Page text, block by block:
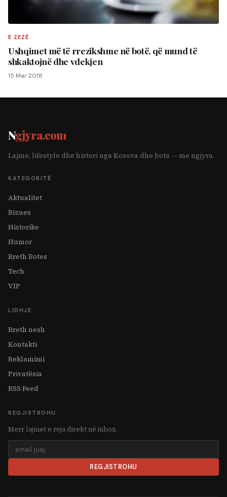
E ZEZË
Ushqimet më të rrezikshme në botë, që mund të
shkaktojnë dhe vdekjen
15 Mar 2018
Ngjyra.com
Lajme, lifestyle dhe histori nga Kosova dhe bota — me ngjyra.
KATEGORITË
Aktualitet
Biznes
Historike
Humor
Rreth Botes
Tech
VIP
LIDHJE
Rreth nesh
Kontakti
Reklamimi
Privatësia
RSS Feed
REGJISTROHU
Merr lajmet e reja direkt në inbox.
REGJISTROHU